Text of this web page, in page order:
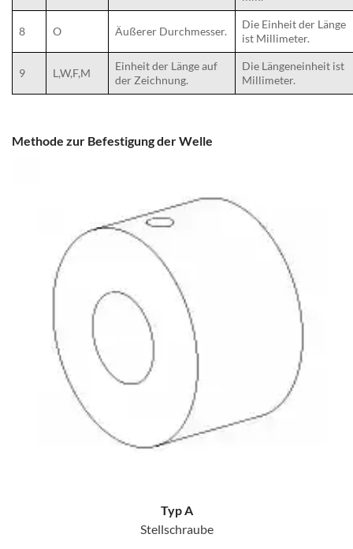
8 O Äußerer Durchmesser.
Die Einheit der Länge
ist Millimeter.
9 L,W,F,M
Einheit der Länge auf
der Zeichnung.
Die Längeneinheit ist
Millimeter.
Methode zur Befestigung der Welle
Typ A
Stellschraube